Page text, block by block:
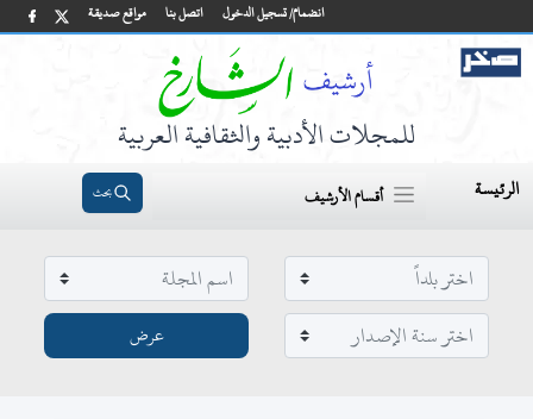
مواقع صديقة اتصل بنا انضمام/ تسجيل الدخول
للمجلات الأدبية والثقافية العربية
الرئيسة أقسام الأرشيف بحث